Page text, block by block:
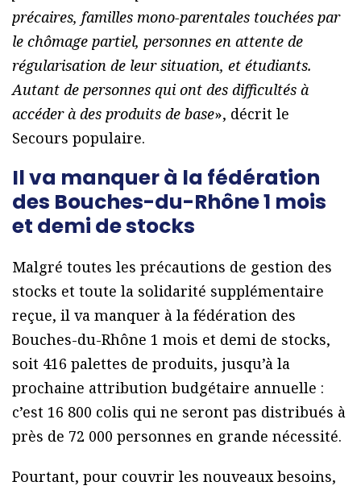
précaires, familles mono-parentales touchées par
le chômage partiel, personnes en attente de
régularisation de leur situation, et étudiants.
Autant de personnes qui ont des difficultés à
accéder à des produits de base», décrit le
Secours populaire.
Il va manquer à la fédération
des Bouches-du-Rhône 1 mois
et demi de stocks
Malgré toutes les précautions de gestion des
stocks et toute la solidarité supplémentaire
reçue, il va manquer à la fédération des
Bouches-du-Rhône 1 mois et demi de stocks,
soit 416 palettes de produits, jusqu’à la
prochaine attribution budgétaire annuelle :
c’est 16 800 colis qui ne seront pas distribués à
près de 72 000 personnes en grande nécessité.
Pourtant, pour couvrir les nouveaux besoins,